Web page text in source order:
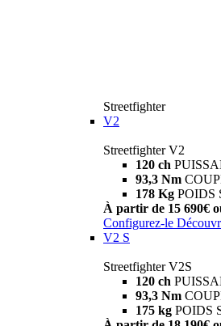
Streetfighter
V2
Streetfighter V2
120 ch
93,3 Nm
178 Kg POIDS
À partir de 15 690€
Configurez-le
V2 S
Streetfighter V2S
120 ch
93,3 Nm
175 kg POIDS